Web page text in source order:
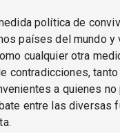
política de
países del mundo
cualquier otra
contradicciones,
a quienes
entre las diversas